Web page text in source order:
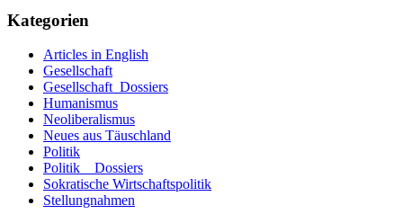
Kategorien
Articles in English
Gesellschaft
Gesellschaft_Dossiers
Humanismus
Neoliberalismus
Neues aus Täuschland
Politik
Politik _ Dossiers
Sokratische Wirtschaftspolitik
Stellungnahmen